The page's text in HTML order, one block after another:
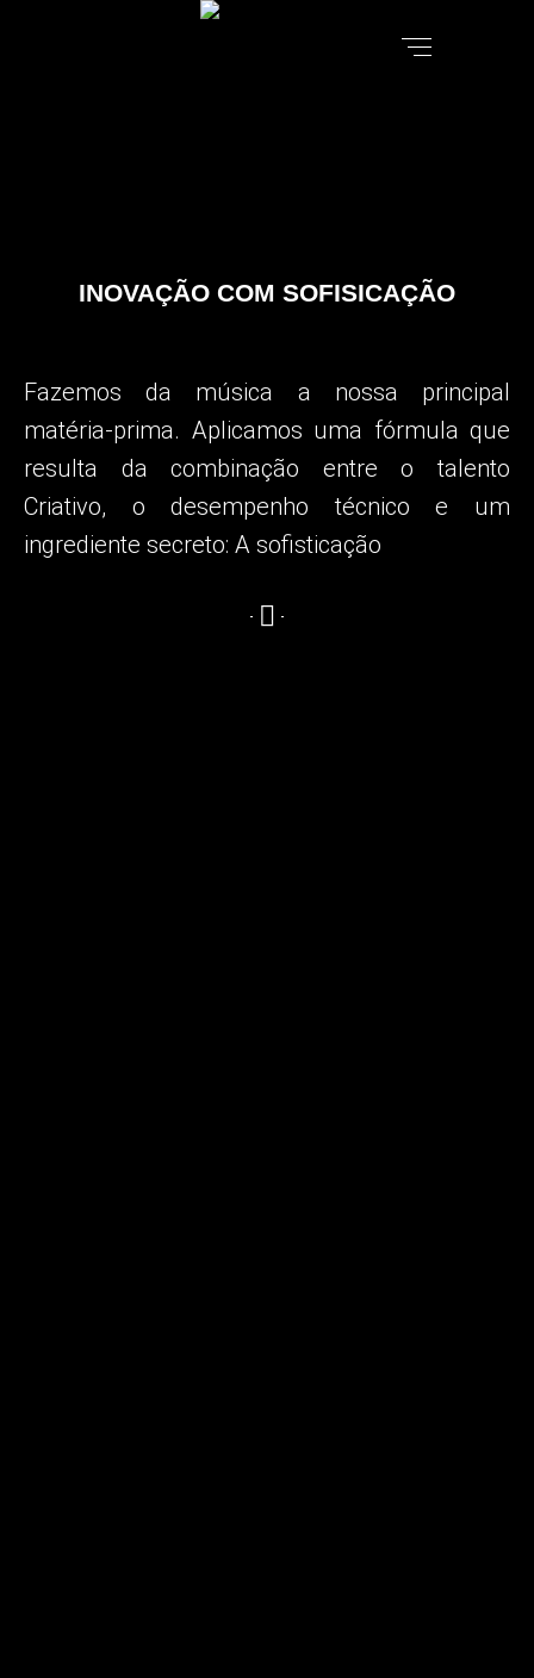
INOVAÇÃO COM SOFISICAÇÃO
Fazemos da música a nossa principal
matéria-prima. Aplicamos uma fórmula que
resulta da combinação entre o talento
Criativo, o desempenho técnico e um
ingrediente secreto: A sofisticação